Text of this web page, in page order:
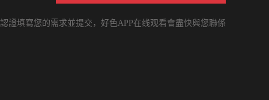
證填寫您的需求並提交，好色APP在线观看會盡快與您聯係